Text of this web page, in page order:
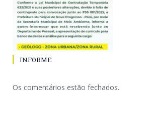
INFORME
Os comentários estão fechados.